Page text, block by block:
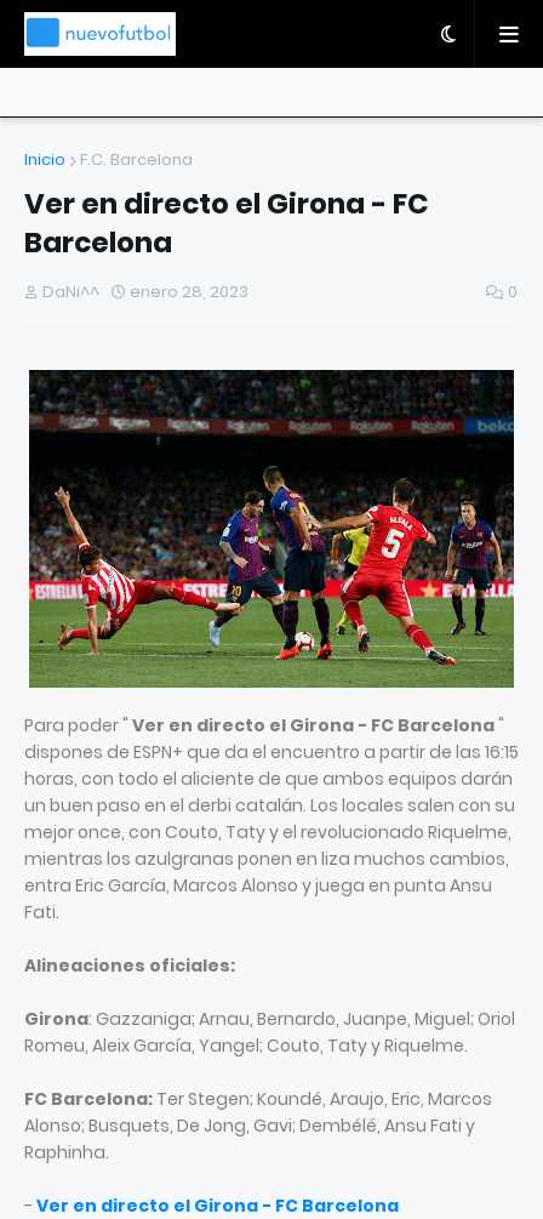
Inicio F.C. Barcelona
Ver en directo el Girona - FC
Barcelona
DaNi^^ enero 28, 2023 0
Para poder " Ver en directo el Girona - FC Barcelona"
dispones de ESPN+ que da el encuentro a partir de las 16:15
horas, con todo el aliciente de que ambos equipos darán
un buen paso en el derbi catalán. Los locales salen con su
mejor once, con Couto, Taty y el revolucionado Riquelme,
mientras los azulgranas ponen en liza muchos cambios,
entra Eric García, Marcos Alonso y juega en punta Ansu
Fati.
Alineaciones oficiales:
Girona: Gazzaniga; Arnau, Bernardo, Juanpe, Miguel; Oriol
Romeu, Aleix García, Yangel; Couto, Taty y Riquelme.
FC Barcelona: Ter Stegen; Koundé, Araujo, Eric, Marcos
Alonso; Busquets, De Jong, Gavi; Dembélé, Ansu Fati y
Raphinha.
- Ver en directo el Girona - FC Barcelona